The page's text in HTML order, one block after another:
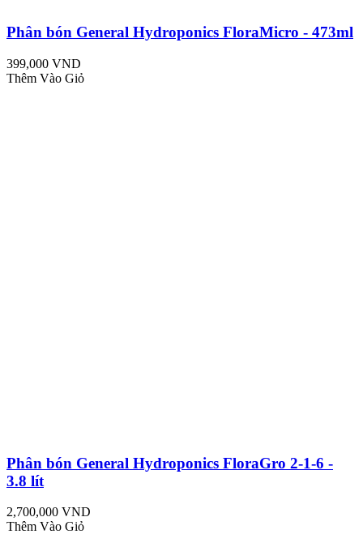
Phân bón General Hydroponics FloraMicro - 473ml
399,000 VND
Thêm Vào Giỏ
Phân bón General Hydroponics FloraGro 2-1-6 -
3.8 lít
2,700,000 VND
Thêm Vào Giỏ